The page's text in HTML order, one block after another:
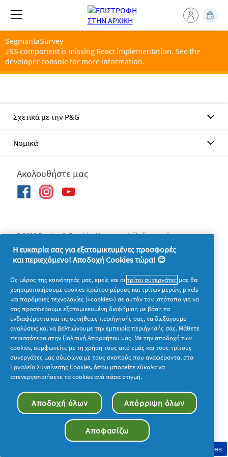
SegmantaSurvey
JSS component is missing React implementation. See the
developer console for more information.
Σχετικά με την P&G
Νομικά
Ακολουθήστε μας
© 2026 Procter & Gamble. Με την επιφύλαξη παντός
δικαιώματος. Η χρήση και η πρόσβαση στις πληροφορίες σε
αυτόν τον ιστότοπο υπόκειται στους όρους και τις προϋποθέσεις
που καθορίζονται στη νομική συμφωνία μας.
Συγκατάθεση στη χρήση cookies
Η ευκαιρία σας για εξατομικευμένες προσφορές
και περιεχόμενο! Αποδοχή Cookies τώρα! 😊
Ως μέρος της κοινότητάς μας, εμείς και οιτρίτοι συνεργάτες μας θα
χρησιμοποιήσουμε cookies πρώτου μέρους και τρίτων μερών, pixels
και παρόμοιες τεχνολογίες («cookies») σε αυτόν τον ιστότοπο για να
σας προσφέρουμε εξατομικευμένη διαφήμιση με βάση τα
ενδιαφέροντα και τις συνήθειες περιήγησής σας, να διεξάγουμε
αναλύσεις και να βελτιώνουμε την εμπειρία περιήγησής σας. Μάθετε
περισσότερα στην Πολιτική Απορρήτου μας. Με την αποδοχή των
cookies, συμφωνείτε με τη χρήση τους από εμάς και τους τρίτους
συνεργάτες μας σύμφωνα με τους σκοπούς που αναφέρονται στο
Εργαλείο Συναίνεσης Cookies, όπου μπορείτε εύκολα να
απενεργοποιήσετε τα cookies ανά πάσα στιγμή.
Αποδοχή όλων Απόρριψη όλων
Αποφασίζω